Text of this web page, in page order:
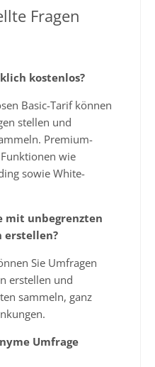
Fragen
kostenlos?
Basic-Tarif können
stellen und
Premium-
wie
sowie White-
mit unbegrenzten
erstellen?
Sie Umfragen
erstellen und
sammeln, ganz
Umfrage